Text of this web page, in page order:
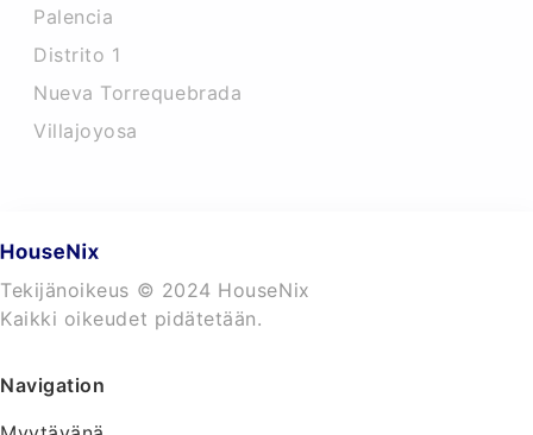
Palencia
Distrito 1
Nueva Torrequebrada
Villajoyosa
Tekijänoikeus © 2024 HouseNix
Kaikki oikeudet pidätetään.
Navigation